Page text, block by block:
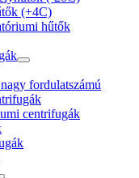
(+4C)
hűtők
fordulatszámú
centrifugák